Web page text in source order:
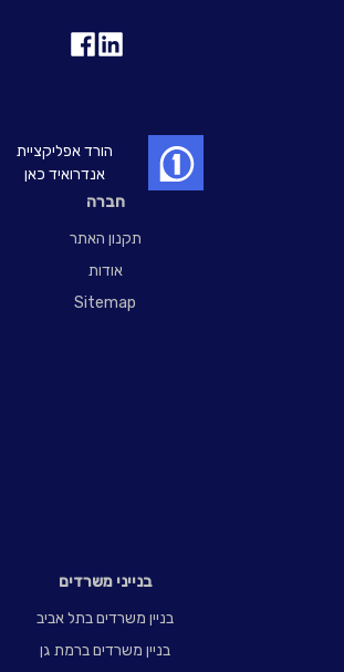
חברה
תקנון האתר
אודות
Sitemap
בנייני משרדים
בניין משרדים בתל אביב
בניין משרדים ברמת גן
הורד אפליקציית
אנדרואיד כאן